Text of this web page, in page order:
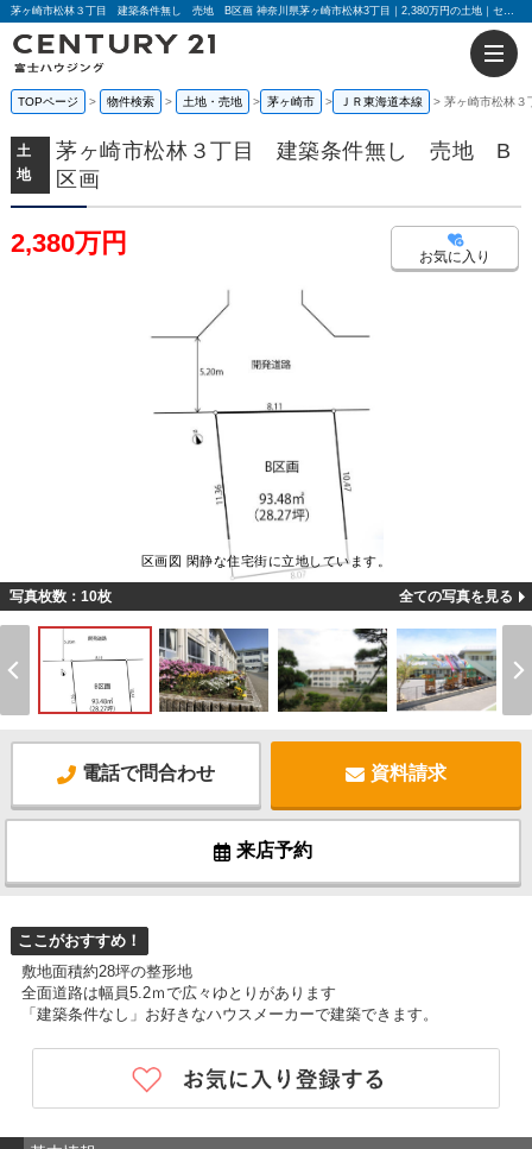
茅ヶ崎市松林３丁目 建築条件無し 売地 B区画 神奈川県茅ヶ崎市松林3丁目｜2,380万円の土地｜センチュリー21富士ハウジング
TOPページ 物件検索 土地・売地 茅ヶ崎市 ＪＲ東海道本線 茅ヶ崎市松林
土
地
茅ヶ崎市松林３丁目 建築条件無し 売地 B
区画
2,380万円 お気に入り
区画図 閑静な住宅街に立地しています。
写真枚数：10枚 全ての写真を見る
電話で問合わせ 資料請求
来店予約
ここがおすすめ！
敷地面積約28坪の整形地
全面道路は幅員5.2ｍで広々ゆとりがあります
「建築条件なし」お好きなハウスメーカーで建築できます。